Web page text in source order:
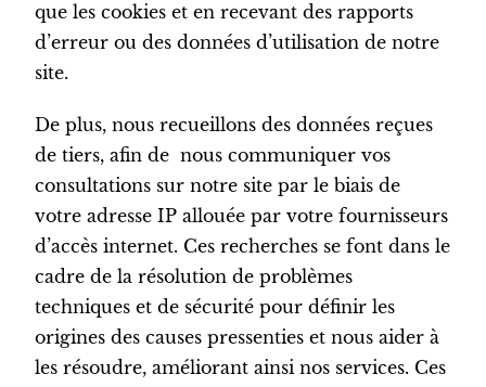
que les cookies et en recevant des rapports
d’erreur ou des données d’utilisation de notre
site.
De plus, nous recueillons des données reçues
de tiers, afin de nous communiquer vos
consultations sur notre site par le biais de
votre adresse IP allouée par votre fournisseurs
d’accès internet. Ces recherches se font dans le
cadre de la résolution de problèmes
techniques et de sécurité pour définir les
origines des causes pressenties et nous aider à
les résoudre, améliorant ainsi nos services. Ces